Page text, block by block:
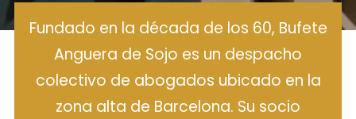
Fundado en la década de los 60, Bufete
Anguera de Sojo es un despacho
colectivo de abogados ubicado en la
zona alta de Barcelona. Su socio